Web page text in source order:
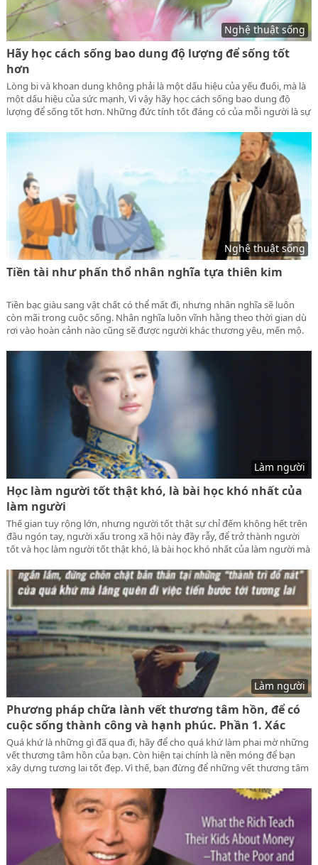
Nghệ thuật sống
Hãy học cách sống bao dung độ lượng để sống tốt
hơn
Lòng bi và khoan dung không phải là một dấu hiệu của yếu đuối, mà là
một dấu hiệu của sức mạnh, Vì vậy hãy học cách sống bao dung độ
lượng để sống tốt hơn. Những đức tính tốt đáng có của mỗi người là sự
Nghệ thuật sống
Tiền tài như phấn thổ nhân nghĩa tựa thiên kim
Tiền bạc giàu sang vật chất có thể mất đi, nhưng nhân nghĩa sẽ luôn
còn mãi trong cuộc sống. Nhân nghĩa luôn vĩnh hằng theo thời gian dù
rơi vào hoàn cảnh nào cũng sẽ được người khác thương yêu, mến mộ.
người phải luôn coi nhân nghĩa là hàng đầu đừng quá xem trọng vật
Làm người
Học làm người tốt thật khó, là bài học khó nhất của
làm người
Thế gian tuy rộng lớn, nhưng người tốt thật sự chỉ đếm không hết trên
đầu ngón tay, người xấu trong xã hội này đầy rẫy, để trở thành người
tốt và học làm người tốt thật khó, là bài học khó nhất của làm người mà
Làm người
Phương pháp chữa lành vết thương tâm hồn, để có
cuộc sống thành công và hạnh phúc. Phần 1. Xác
định suy nghĩ tiêu cực
Quá khứ là những gì đã qua đi, hãy để cho quá khứ làm phai mờ những
vết thương tâm hồn của bạn. Còn hiện tại chính là nền móng để bạn
xây dựng tương lai tốt đẹp. Vì thế, bạn đừng để những vết thương tâm